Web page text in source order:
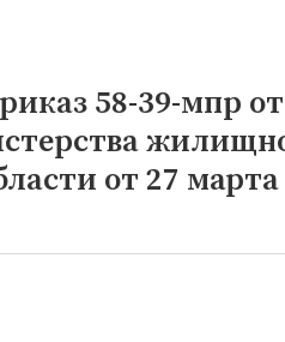
58-39-мпр
от 27